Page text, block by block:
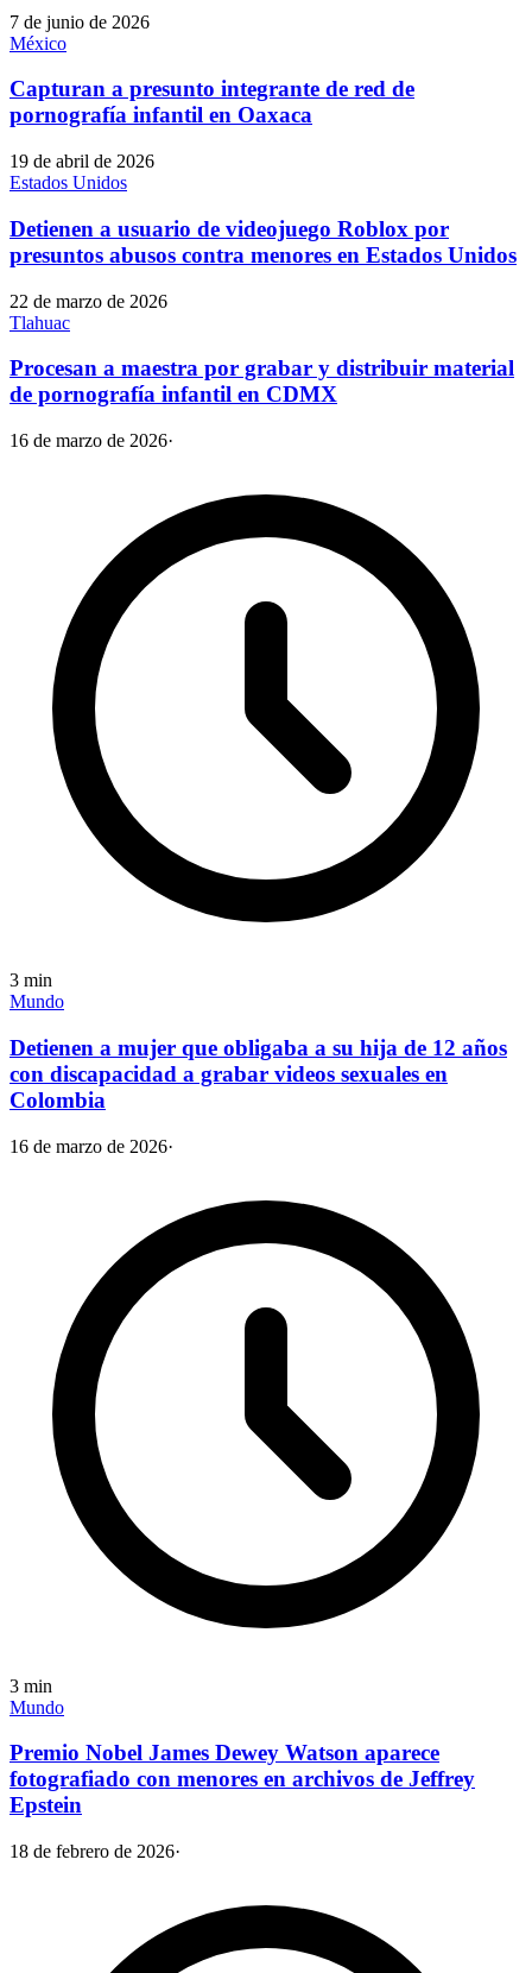
7 de junio de 2026
México
Capturan a presunto integrante de red de
pornografía infantil en Oaxaca
19 de abril de 2026
Estados Unidos
Detienen a usuario de videojuego Roblox por
presuntos abusos contra menores en Estados Unidos
22 de marzo de 2026
Tlahuac
Procesan a maestra por grabar y distribuir material
de pornografía infantil en CDMX
16 de marzo de 2026·
3 min
Mundo
Detienen a mujer que obligaba a su hija de 12 años
con discapacidad a grabar videos sexuales en
Colombia
16 de marzo de 2026·
3 min
Mundo
Premio Nobel James Dewey Watson aparece
fotografiado con menores en archivos de Jeffrey
Epstein
18 de febrero de 2026·